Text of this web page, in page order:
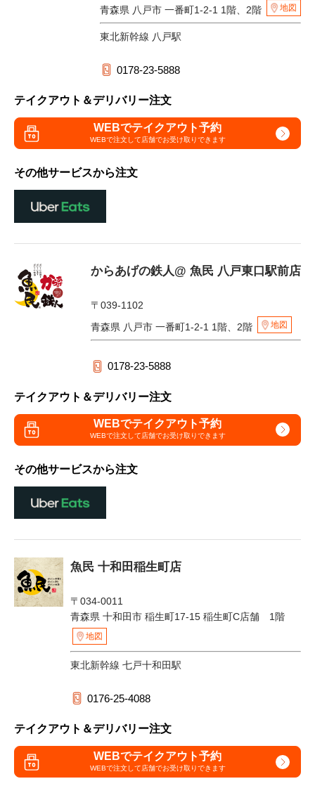
青森県 八戸市 一番町1-2-1 1階、2階
地図
東北新幹線 八戸駅
0178-23-5888
テイクアウト＆デリバリー注文
WEBでテイクアウト予約
WEBで注文して店舗でお受け取りできます
その他サービスから注文
からあげの鉄人@ 魚民 八戸東口駅前店
〒039-1102
青森県 八戸市 一番町1-2-1 1階、2階
地図
0178-23-5888
テイクアウト＆デリバリー注文
WEBでテイクアウト予約
WEBで注文して店舗でお受け取りできます
その他サービスから注文
魚民 十和田稲生町店
〒034-0011
青森県 十和田市 稲生町17-15 稲生町C店舗 1階
地図
東北新幹線 七戸十和田駅
0176-25-4088
テイクアウト＆デリバリー注文
WEBでテイクアウト予約
WEBで注文して店舗でお受け取りできます